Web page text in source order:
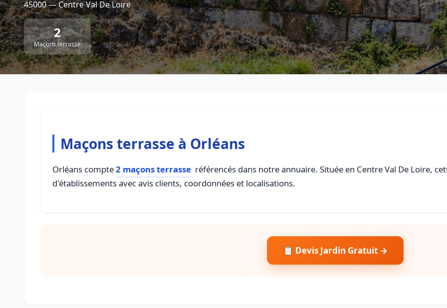
45000 — Centre Val De Loire
2
Maçons terrasse
Maçons terrasse à Orléans
Orléans compte2 maçons terrasse référencés dans notre annuaire. Située en Centre Val De Loire,
d'établissements avec avis clients, coordonnées et localisations.
📋 Devis Jardin Gratuit →